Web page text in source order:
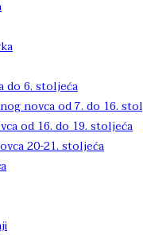
do 6. stoljeća
novca od 7. do 16.
od 16. do 19. stoljeća
20-21. stoljeća